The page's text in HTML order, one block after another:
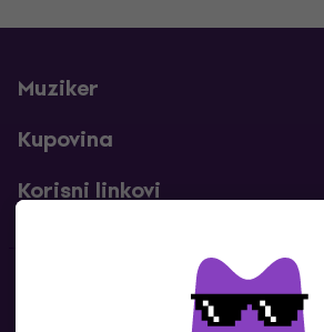
Muziker
Kupovina
Korisni linkovi
Kontakti